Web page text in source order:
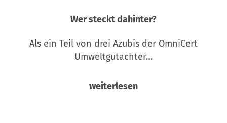
Wer steckt dahinter?
Als ein Teil von drei Azubis der OmniCert
Umweltgutachter…
weiterlesen